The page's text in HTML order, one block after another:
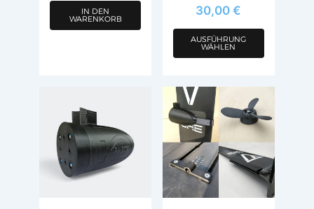
IN DEN
WARENKORB
30,00€
AUSFÜHRUNG
WÄHLEN
gewählt
werden
Dieses
Produkt
weist
mehrere
Varianten
auf.
Die